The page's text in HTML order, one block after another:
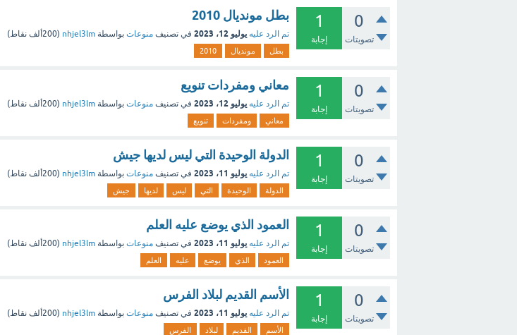
0
تصويتات
1
إجابة
بطل مونديال 2010
تم الرد عليه يوليو 12، 2023 في تصنيف منوعات بواسطة nhjel3lm
(200ألف نقاط)
بطل مونديال 2010
0
تصويتات
1
إجابة
معاني ومفردات تنويع
تم الرد عليه يوليو 12، 2023 في تصنيف منوعات بواسطة nhjel3lm
(200ألف نقاط)
معاني ومفردات تنويع
0
تصويتات
1
إجابة
الدولة الوحيدة التي ليس لديها جيش
تم الرد عليه يوليو 11، 2023 في تصنيف منوعات بواسطة nhjel3lm
(200ألف نقاط)
الدولة الوحيدة التي ليس لديها جيش
0
تصويتات
1
إجابة
العمود الذي يوضع عليه العلم
تم الرد عليه يوليو 11، 2023 في تصنيف منوعات بواسطة nhjel3lm
(200ألف نقاط)
العمود الذي يوضع عليه العلم
0
تصويتات
1
إجابة
الأسم القديم لبلاد الفرس
تم الرد عليه يوليو 11، 2023 في تصنيف منوعات بواسطة nhjel3lm
(200ألف نقاط)
الأسم القديم لبلاد الفرس